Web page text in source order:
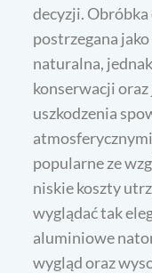
decyzji.
postrzegana
naturalna,
konserwacji
uszkodzenia
popularne ze
niskie koszty
wyglądać tak
aluminiowe
wygląd oraz